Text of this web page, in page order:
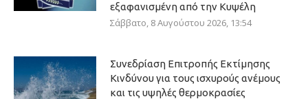
εξαφανισμένη από την Κυψέλη
Σάββατο, 8 Αυγούστου 2026, 13:54
Συνεδρίαση Επιτροπής Εκτίμησης
Κινδύνου για τους ισχυρούς ανέμους
και τις υψηλές θερμοκρασίες